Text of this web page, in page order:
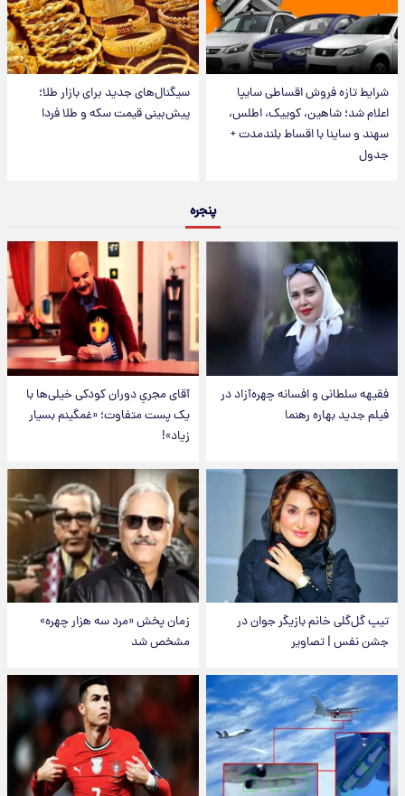
شرایط تازه فروش اقساطی سایپا
اعلام شد؛ شاهین، کوییک، اطلس،
سهند و ساینا با اقساط بلندمدت +
جدول
سیگنال‌های جدید برای بازار طلا؛
پیش‌بینی قیمت سکه و طلا فردا
پنجره
فقیهه سلطانی و افسانه چهره‌آزاد در
فیلم جدید بهاره رهنما
آقای مجریِ دوران کودکی خیلی‌ها با
یک پست متفاوت؛ «غمگینم بسیار
زیاد»!
تیپ گل‌گلی خانم بازیگر جوان در
جشن نفس | تصاویر
زمان پخش «مرد سه هزار چهره»
مشخص شد